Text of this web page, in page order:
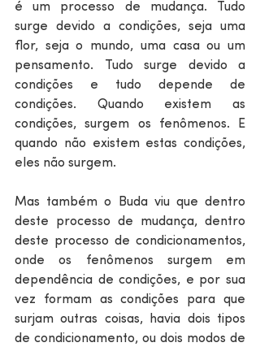
é um processo de mudança. Tudo
surge devido a condições, seja uma
flor, seja o mundo, uma casa ou um
pensamento. Tudo surge devido a
condições e tudo depende de
condições. Quando existem as
condições, surgem os fenômenos. E
quando não existem estas condições,
eles não surgem.
Mas também o Buda viu que dentro
deste processo de mudança, dentro
deste processo de condicionamentos,
onde os fenômenos surgem em
dependência de condições, e por sua
vez formam as condições para que
surjam outras coisas, havia dois tipos
de condicionamento, ou dois modos de